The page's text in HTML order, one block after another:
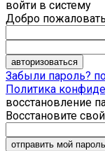
войти в систему
Добро
Забыли пароль?
Политика
восстановление
Восстановите